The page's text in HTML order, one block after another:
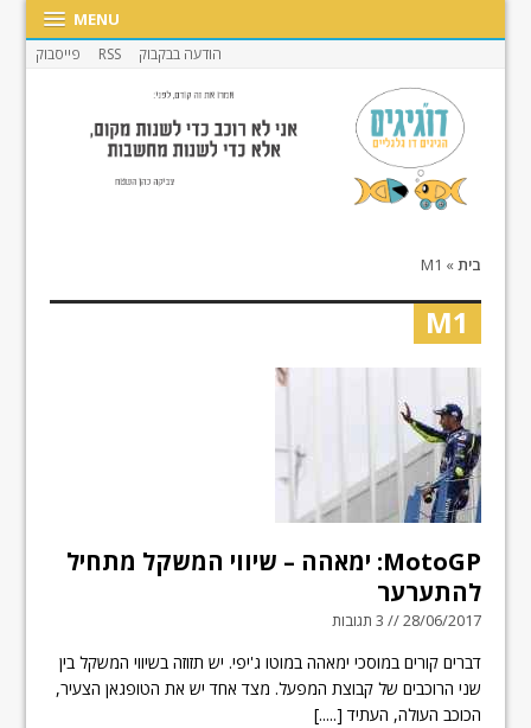
MENU
הודעה בבקבוק RSS פייסבוק
בית»
M1
MotoGP: ימאהה – שיווי המשקל מתחיל
להתערער
28/06/2017 // 3 תגובות
דברים קורים במוסכי ימאהה במוטו ג'יפי. יש תזוזה בשיווי המשקל בין
שני הרוכבים של קבוצת המפעל. מצד אחד יש את הטופגאן הצעיר,
הכוכב העולה, העתיד [.....]